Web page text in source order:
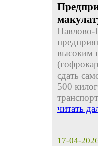
Павлово-
высоким
сдать
500
читать
17-04-